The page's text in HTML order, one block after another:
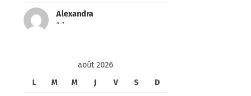
Alexandra
“ ”
août 2026
L
M M J V S D